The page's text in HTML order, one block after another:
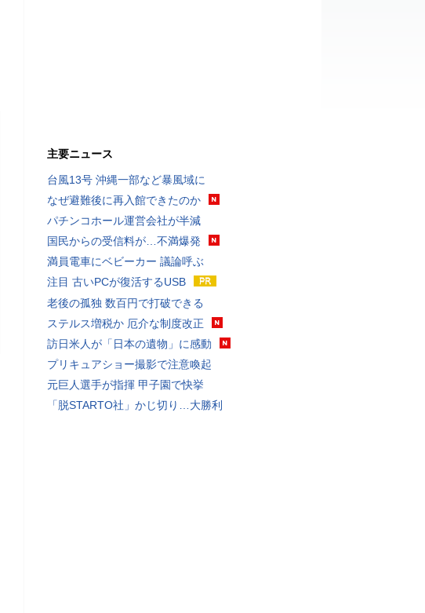
主要ニュース
台風13号 沖縄一部など暴風域に
なぜ避難後に再入館できたのか
パチンコホール運営会社が半減
国民からの受信料が…不満爆発
満員電車にベビーカー 議論呼ぶ
注目 古いPCが復活するUSB
老後の孤独 数百円で打破できる
ステルス増税か 厄介な制度改正
訪日米人が「日本の遺物」に感動
プリキュアショー撮影で注意喚起
元巨人選手が指揮 甲子園で快挙
「脱STARTO社」かじ切り…大勝利